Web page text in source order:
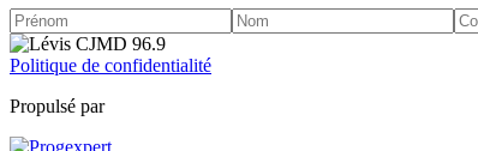
Politique de confidentialité
Propulsé par